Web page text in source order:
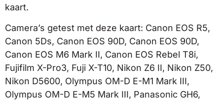
kaart.
Camera’s getest met deze kaart: Canon EOS R5,
Canon 5Ds, Canon EOS 90D, Canon EOS 90D,
Canon EOS M6 Mark II, Canon EOS Rebel T8i,
Fujifilm X-Pro3, Fuji X-T10, Nikon Z6 II, Nikon Z50,
Nikon D5600, Olympus OM-D E-M1 Mark III,
Olympus OM-D E-M5 Mark III, Panasonic GH6,